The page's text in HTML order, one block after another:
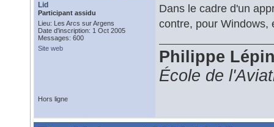
Lid
Participant assidu
Lieu: Les Arcs sur Argens
Date d'inscription: 1 Oct 2005
Messages: 600
Site web
Dans le cadre d'un
contre, pour Windows,
Philippe
École de
Hors ligne